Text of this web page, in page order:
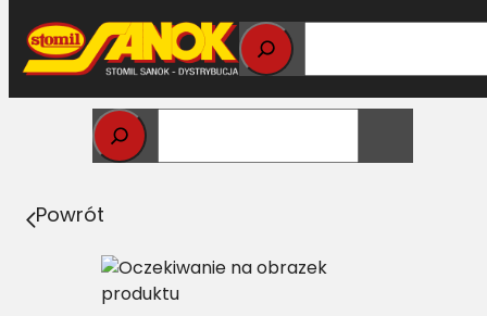
Przejdź
do
treści
Strona główna>
kulkowe zwykłe kryte 2 str.
Powrót